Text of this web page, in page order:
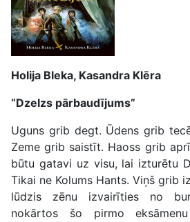
Holija Bleka, Kasandra Klēra
“Dzelzs pārbaudījums”
Uguns grib degt. Ūdens grib
Zeme grib saistīt. Haoss grib
būtu gatavi uz visu, lai izturētu
Tikai ne Kolums Hants. Viņš grib
lūdzis zēnu izvairīties no
nokārtos šo pirmo